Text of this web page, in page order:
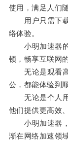
使用，满足人们
用户只需下载
络体验。
小明加速器的
顿，畅享互联网
无论是观看高
公，都能体验到
无论是个人用
他们提供更高效
小明加速器，
渐在网络加速领